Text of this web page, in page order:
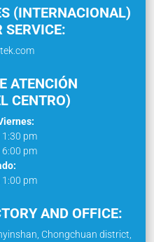
(INTERNACIONAL)
SERVICE:
ATENCIÓN
CENTRO)
pm
pm
pm
AND OFFICE:
Chongchuan district,